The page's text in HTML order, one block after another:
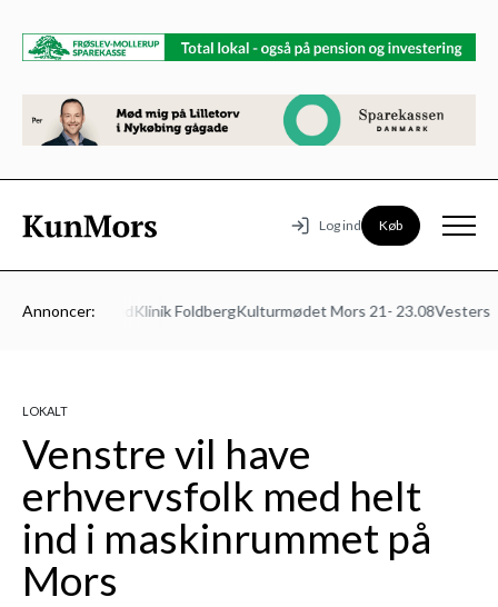
Log ind Køb
Annoncer:
Autoværksted Klinik FoldbergKulturmødet Mors 21- 23.08Vesters
LOKALT
Venstre vil have
erhvervsfolk med helt
ind i maskinrummet på
Mors